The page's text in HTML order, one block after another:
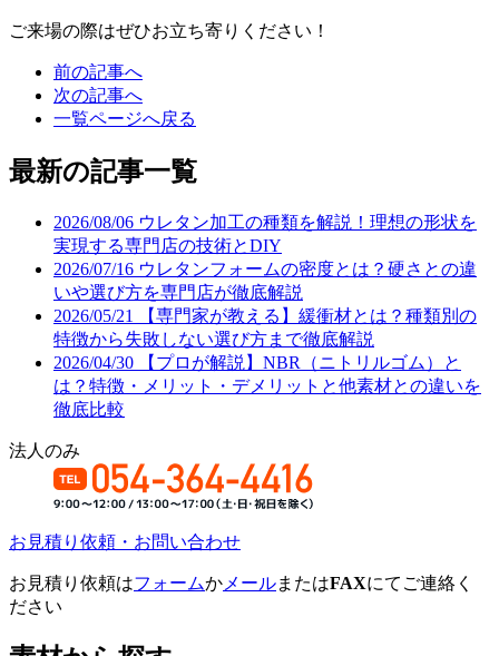
ご来場の際はぜひお立ち寄りください！
前の記事へ
次の記事へ
一覧ページへ戻る
最新の記事一覧
2026/08/06 ウレタン加工の種類を解説！理想の形状を
実現する専門店の技術とDIY
2026/07/16 ウレタンフォームの密度とは？硬さとの違
いや選び方を専門店が徹底解説
2026/05/21
【専門家が教える】緩衝材とは？種類別の
特徴から失敗しない選び方まで徹底解説
2026/04/30
【プロが解説】NBR（ニトリルゴム）と
は？特徴・メリット・デメリットと他素材との違いを
徹底比較
法人のみ
お見積り依頼・お問い合わせ
お見積り依頼はフォームか メールまたはFAXにてご連絡く
ださい